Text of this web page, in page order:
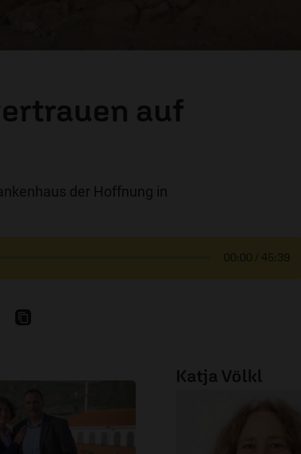
auf
der Hoffnung in
00:00 / 45:39
Katja Völkl